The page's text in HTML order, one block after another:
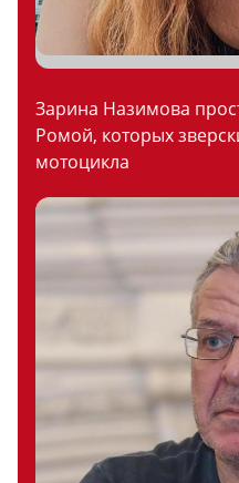
Зарина Назимова
Ромой, которых
мотоцикла